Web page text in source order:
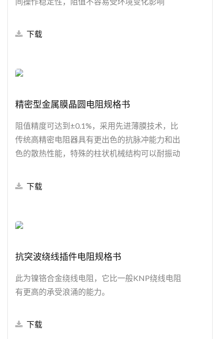
下载
精密型金属膜晶圆电阻规格书
阻值精度可达到±0.1%，采用先进薄膜技术，比
传统高精密电阻器具有更出色的抗脉冲能力和出
色的散热性能，特殊的柱状机械结构可以耐振动
电源、汽车、仪表和医疗设备等应用上。
下载
抗突波绕线插件电阻规格书
此为镍铬合金绕线电阻，它比一般KNP绕线电阻
有更高的承受浪涌的能力。
下载